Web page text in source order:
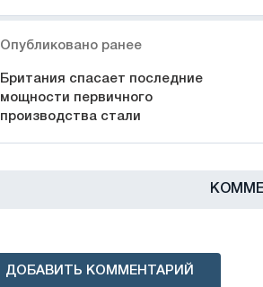
Опубликовано ранее
Британия спасает последние
мощности первичного
производства стали
ДОБАВИТЬ КОММЕНТАРИЙ